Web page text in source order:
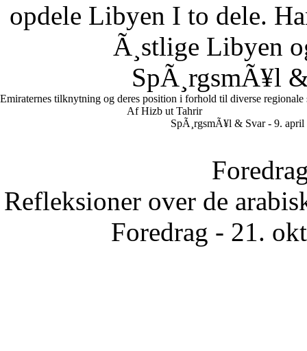
opdele Libyen I to dele.
Ã¸stlige Libyen
SpÃ¸rgsmÃ¥l
Emiraternes tilknytning og deres position i forhold til diverse regionale
Af Hizb ut Tahrir
SpÃ¸rgsmÃ¥l & Svar - 9. april
Refleksioner over de
Foredrag - 21.